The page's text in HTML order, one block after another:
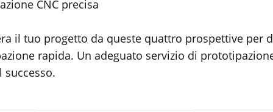
CNC precisa
il tuo progetto da queste quattro prospettive per
rapida. Un adeguato servizio di
successo.